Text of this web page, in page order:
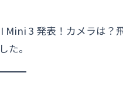
3 発表！カメラは？
た。